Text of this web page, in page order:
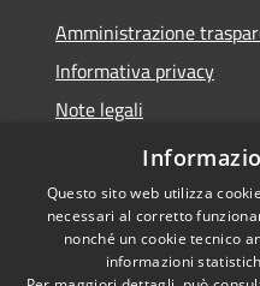
Amministrazione
Informativa privacy
Note legali
Dichiarazione di
Questo sito web utilizza
necessari al corretto
nonché un cookie tecnico
informazioni